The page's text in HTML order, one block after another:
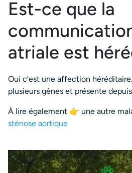
Est-ce que la
atriale est
Oui c’est une affection
plusieurs gènes et présente
À lire également 👉 une autre
sténose aortique